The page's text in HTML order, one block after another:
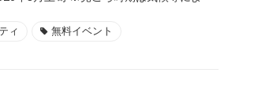
ィ 無料イベント